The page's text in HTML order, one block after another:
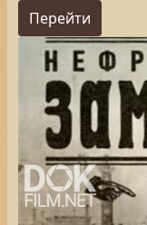
Перейти